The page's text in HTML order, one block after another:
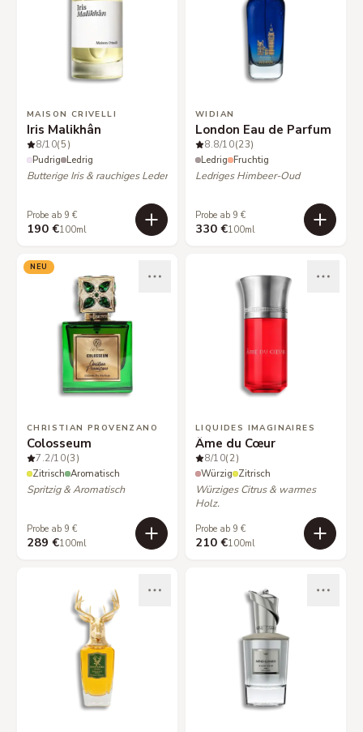
MAISON CRIVELLI
Iris Malikhân
8/10(5)
Pudrig Ledrig
Butterige Iris & rauchiges Leder
Probe ab 9 €
190 €100ml
WIDIAN
London Eau de Parfum
8.8/10(23)
Ledrig Fruchtig
Ledriges Himbeer-Oud
Probe ab 9 €
330 €100ml
NEU
CHRISTIAN PROVENZANO
Colosseum
7.2/10(3)
Zitrisch Aromatisch
Spritzig & Aromatisch
Probe ab 9 €
289 €100ml
LIQUIDES IMAGINAIRES
Âme du Cœur
8/10(2)
Würzig Zitrisch
Würziges Citrus & warmes
Holz.
Probe ab 9 €
210 €100ml